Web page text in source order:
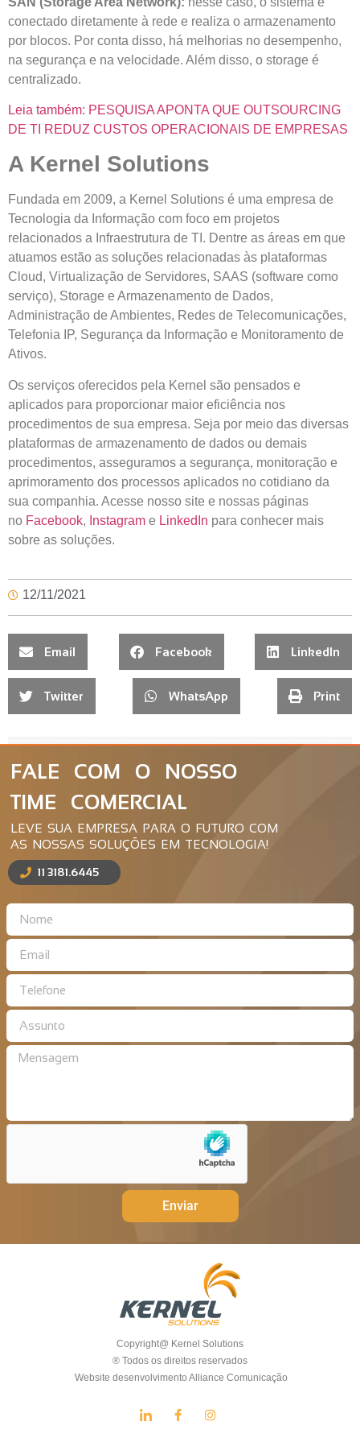
conectado diretamente à rede e realiza o armazenamento
por blocos. Por conta disso, há melhorias no desempenho,
na segurança e na velocidade. Além disso, o storage é
centralizado.
Leia também: PESQUISA APONTA QUE OUTSOURCING
DE TI REDUZ CUSTOS OPERACIONAIS DE EMPRESAS
A Kernel Solutions
Fundada em 2009, a Kernel Solutions é uma empresa de
Tecnologia da Informação com foco em projetos
relacionados a Infraestrutura de TI. Dentre as áreas em que
atuamos estão as soluções relacionadas às plataformas
Cloud, Virtualização de Servidores, SAAS (software como
serviço), Storage e Armazenamento de Dados,
Administração de Ambientes, Redes de Telecomunicações,
Telefonia IP, Segurança da Informação e Monitoramento de
Ativos.
Os serviços oferecidos pela Kernel são pensados e
aplicados para proporcionar maior eficiência nos
procedimentos de sua empresa. Seja por meio das diversas
plataformas de armazenamento de dados ou demais
procedimentos, asseguramos a segurança, monitoração e
aprimoramento dos processos aplicados no cotidiano da
sua companhia. Acesse nosso site e nossas páginas
no Facebook, Instagram e LinkedIn para conhecer mais
sobre as soluções.
12/11/2021
Email Facebook LinkedIn
Twitter WhatsApp Print
FALE COM O NOSSO
TIME COMERCIAL
LEVE SUA EMPRESA PARA O FUTURO COM
AS NOSSAS SOLUÇÕES EM TECNOLOGIA!
11 3181.6445
Enviar
Copyright@ Kernel Solutions
® Todos os direitos reservados
Website desenvolvimento Alliance Comunicação